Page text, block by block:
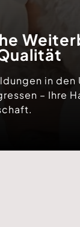
in den
– Ihre